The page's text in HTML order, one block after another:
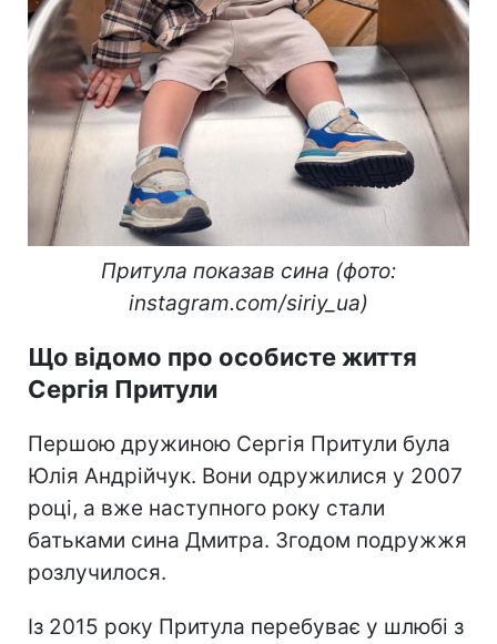
Притула показав сина (фото:
instagram.com/siriy_ua)
Що відомо про особисте життя
Сергія Притули
Першою дружиною Сергія Притули була
Юлія Андрійчук. Вони одружилися у 2007
році, а вже наступного року стали
батьками сина Дмитра. Згодом подружжя
розлучилося.
Із 2015 року Притула перебуває у шлюбі з